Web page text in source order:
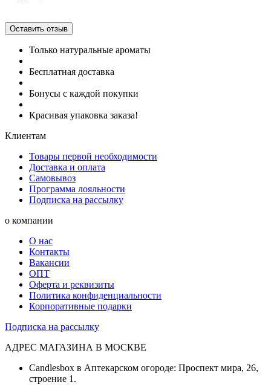
Оставить отзыв
Только натуральные ароматы
Бесплатная доставка
Бонусы с каждой покупки
Красивая упаковка заказа!
Клиентам
Товары первой необходимости
Доставка и оплата
Самовывоз
Программа лояльности
Подписка на рассылку
о компании
О нас
Контакты
Вакансии
ОПТ
Оферта и реквизиты
Политика конфиденциальности
Корпоративные подарки
Подписка на рассылку
АДРЕС МАГАЗИНА В МОСКВЕ
Candlesbox в Аптекарском огороде: Проспект мира, 26,
строение 1.